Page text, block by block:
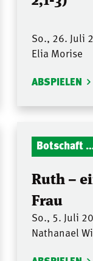
So., 26. Juli
Elia Morise
ABSPIELEN
Botschaft
Ruth –
Frau
So., 5. Juli
Nathanael